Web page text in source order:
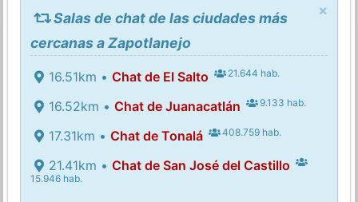
×
Salas de chat de las ciudades más
cercanas a Zapotlanejo
16.51km • Chat de El Salto 21.644 hab.
16.52km • Chat de Juanacatlán 9.133 hab.
17.31km • Chat de Tonalá 408.759 hab.
21.41km • Chat de San José del Castillo
15.946 hab.